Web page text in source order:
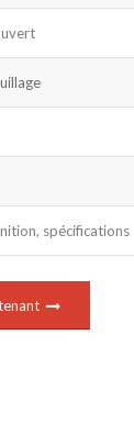
spécifications